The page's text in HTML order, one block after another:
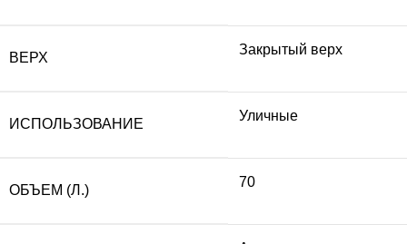
ВЕРХ
Закрытый верх
ИСПОЛЬЗОВАНИЕ
Уличные
ОБЪЕМ (Л.)
70